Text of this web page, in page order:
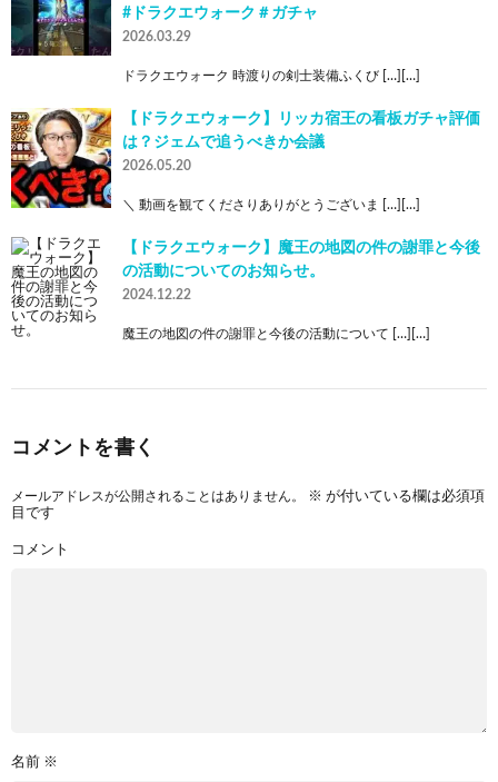
#ドラクエウォーク＃ガチャ
2026.03.29
ドラクエウォーク 時渡りの剣士装備ふくび […][…]
【ドラクエウォーク】リッカ宿王の看板ガチャ評価
は？ジェムで追うべきか会議
2026.05.20
＼ 動画を観てくださりありがとうございま […][…]
【ドラクエウォーク】魔王の地図の件の謝罪と今後
の活動についてのお知らせ。
2024.12.22
魔王の地図の件の謝罪と今後の活動について […][…]
コメントを書く
メールアドレスが公開されることはありません。 ※ が付いている欄は必須項
目です
コメント
名前 ※